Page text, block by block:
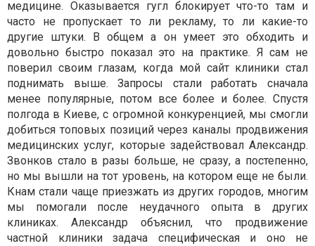
медицине. Оказывается гугл блокирует что-то там и
часто не пропускает то ли рекламу, то ли какие-то
другие штуки. В общем а он умеет это обходить и
довольно быстро показал это на практике. Я сам не
поверил своим глазам, когда мой сайт клиники стал
поднимать выше. Запросы стали работать сначала
менее популярные, потом все более и более. Спустя
полгода в Киеве, с огромной конкуренцией, мы смогли
добиться топовых позиций через каналы продвижения
медицинских услуг, которые задействовал Александр.
Звонков стало в разы больше, не сразу, а постепенно,
но мы вышли на тот уровень, на котором еще не были.
Кнам стали чаще приезжать из других городов, многим
мы помогали после неудачного опыта в других
клиниках. Александр объяснил, что продвижение
частной клиники задача специфическая и оно не